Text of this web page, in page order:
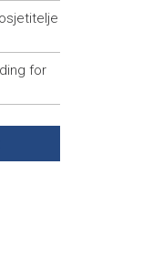
for
with
protiv